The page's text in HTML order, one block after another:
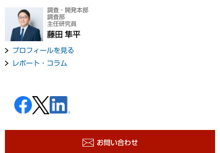
調査・開発本部
調査部
主任研究員
藤田 隼平
プロフィールを見る
レポート・コラム
お問い合わせ